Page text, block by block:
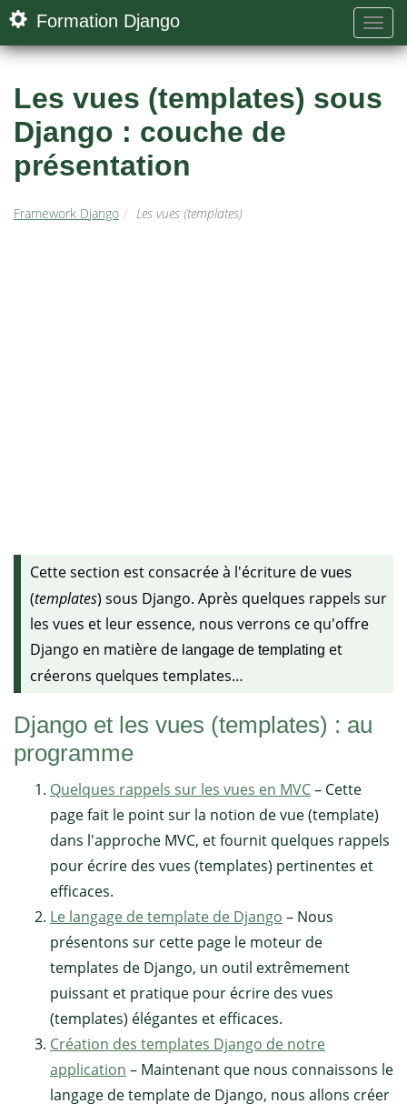
Formation Django
Les vues (templates) sous
Django : couche de
présentation
Framework Django Les vues (templates)
Cette section est consacrée à l'écriture de vues
(templates) sous Django. Après quelques rappels sur
les vues et leur essence, nous verrons ce qu'offre
Django en matière de langage de templating et
créerons quelques templates…
Django et les vues (templates) : au
programme
Quelques rappels sur les vues en MVC– Cette
page fait le point sur la notion de vue (template)
dans l'approche MVC, et fournit quelques rappels
pour écrire des vues (templates) pertinentes et
efficaces.
Le langage de template de Django – Nous
présentons sur cette page le moteur de
templates de Django, un outil extrêmement
puissant et pratique pour écrire des vues
(templates) élégantes et efficaces.
Création des templates Django de notre
application – Maintenant que nous connaissons le
langage de template de Django, nous allons créer